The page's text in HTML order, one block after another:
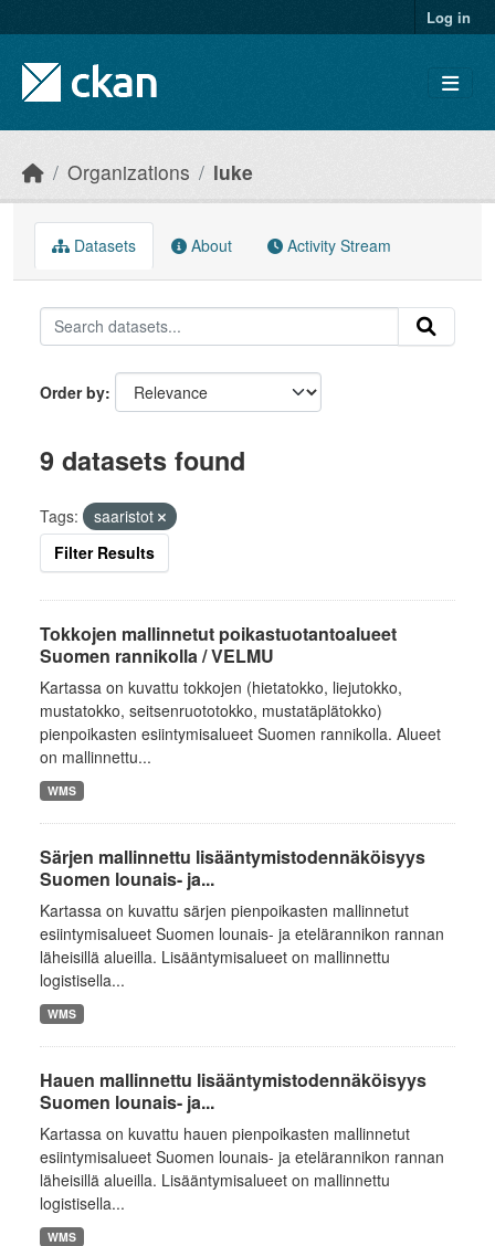
Log in
Organizations luke
Datasets About Activity Stream
Order by
9 datasets found
Tags:
saaristot
Filter Results
Tokkojen mallinnetut poikastuotantoalueet
Suomen rannikolla / VELMU
Kartassa on kuvattu tokkojen (hietatokko, liejutokko,
mustatokko, seitsenruototokko, mustatäplätokko)
pienpoikasten esiintymisalueet Suomen rannikolla. Alueet
on mallinnettu...
WMS
Särjen mallinnettu lisääntymistodennäköisyys
Suomen lounais- ja...
Kartassa on kuvattu särjen pienpoikasten mallinnetut
esiintymisalueet Suomen lounais- ja etelärannikon rannan
läheisillä alueilla. Lisääntymisalueet on mallinnettu
logistisella...
WMS
Hauen mallinnettu lisääntymistodennäköisyys
Suomen lounais- ja...
Kartassa on kuvattu hauen pienpoikasten mallinnetut
esiintymisalueet Suomen lounais- ja etelärannikon rannan
läheisillä alueilla. Lisääntymisalueet on mallinnettu
logistisella...
WMS